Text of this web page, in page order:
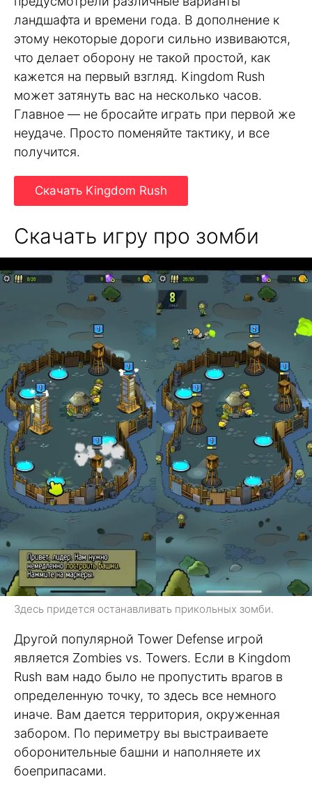
ландшафта и времени года. В дополнение к
этому некоторые дороги сильно извиваются,
что делает оборону не такой простой, как
кажется на первый взгляд. Kingdom Rush
может затянуть вас на несколько часов.
Главное — не бросайте играть при первой же
неудаче. Просто поменяйте тактику, и все
получится.
Скачать Kingdom Rush
Скачать игру про зомби
Здесь придется останавливать прикольных зомби.
Другой популярной Tower Defense игрой
является Zombies vs. Towers. Если в Kingdom
Rush вам надо было не пропустить врагов в
определенную точку, то здесь все немного
иначе. Вам дается территория, окруженная
забором. По периметру вы выстраиваете
оборонительные башни и наполняете их
боеприпасами.